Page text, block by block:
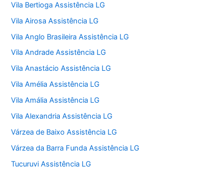
Vila Bertioga Assistência LG
Vila Airosa Assistência LG
Vila Anglo Brasileira Assistência LG
Vila Andrade Assistência LG
Vila Anastácio Assistência LG
Vila Amélia Assistência LG
Vila Amália Assistência LG
Vila Alexandria Assistência LG
Várzea de Baixo Assistência LG
Várzea da Barra Funda Assistência LG
Tucuruvi Assistência LG